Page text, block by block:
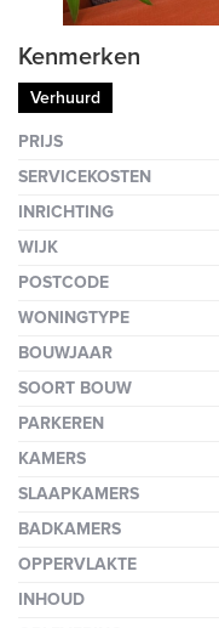
Kenmerken
Verhuurd
PRIJS
SERVICEKOSTEN
INRICHTING
WIJK
POSTCODE
WONINGTYPE
BOUWJAAR
SOORT BOUW
PARKEREN
KAMERS
SLAAPKAMERS
BADKAMERS
OPPERVLAKTE
INHOUD